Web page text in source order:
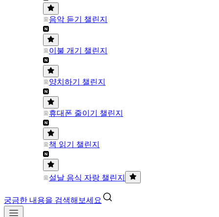
음악 듣기 챌린지
이불 개기 챌린지
양치하기 챌린지
휴대폰 줄이기 챌린지
책 읽기 챌린지
설날 음식 자랑 챌린지
궁금한 내용을 검색해보세요